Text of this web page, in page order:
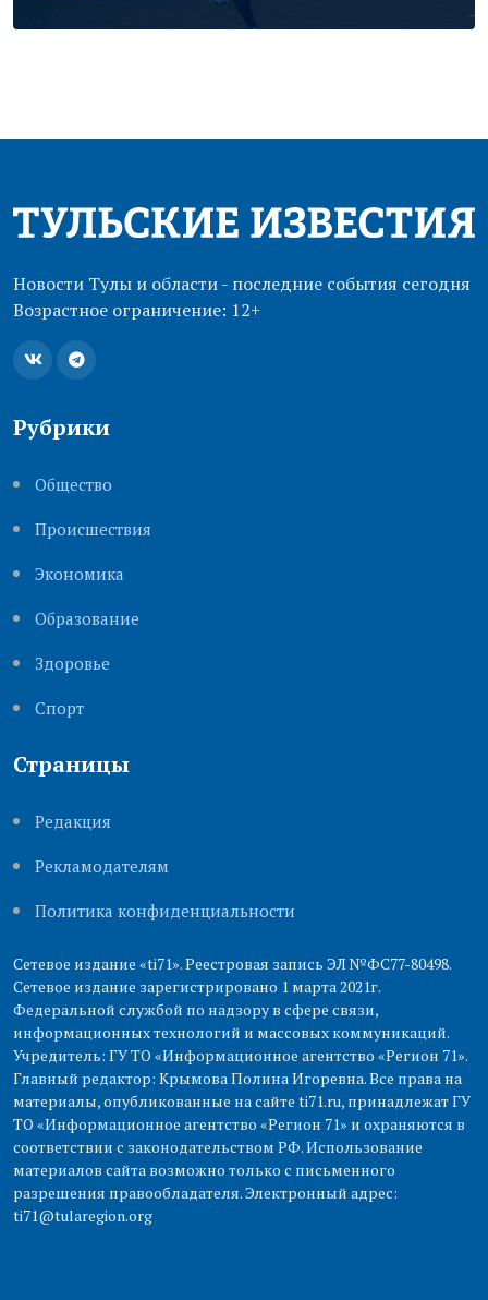
Новости Тулы и области - последние события сегодня
Возрастное ограничение: 12+
Рубрики
Общество
Происшествия
Экономика
Образование
Здоровье
Cпорт
Страницы
Редакция
Рекламодателям
Политика конфиденциальности
Сетевое издание «ti71». Реестровая запись ЭЛ №ФС77-80498.
Сетевое издание зарегистрировано 1 марта 2021г.
Федеральной службой по надзору в сфере связи,
информационных технологий и массовых коммуникаций.
Учредитель: ГУ ТО «Информационное агентство «Регион 71».
Главный редактор: Крымова Полина Игоревна. Все права на
материалы, опубликованные на сайте ti71.ru, принадлежат ГУ
ТО «Информационное агентство «Регион 71» и охраняются в
соответствии с законодательством РФ. Использование
материалов сайта возможно только с письменного
разрешения правообладателя. Электронный адрес:
ti71@tularegion.org